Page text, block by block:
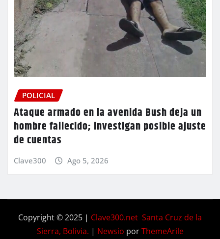
POLICIAL
Ataque armado en la avenida Bush deja un
hombre fallecido; investigan posible ajuste
de cuentas
Clave300 Ago 5, 2026
Copyright © 2025 | Clave300.net Santa Cruz de la
Sierra, Bolivia. | Newsio porThemeArile